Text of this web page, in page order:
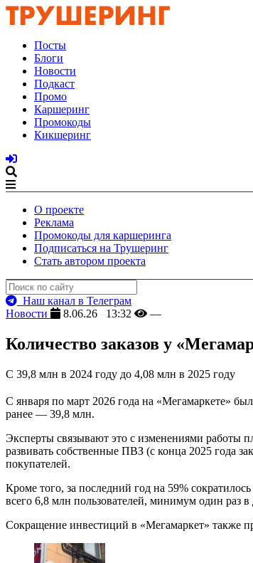
Посты
Блоги
Новости
Подкаст
Промо
Каршеринг
Промокоды
Кикшеринг
О проекте
Реклама
Промокоды для каршеринга
Подписаться на Трушеринг
Стать автором проекта
Наш канал в Телеграм
Новости
8.06.26 13:32 —
Количество заказов у
С 39,8 млн в 2024 году до 4,08 млн в 2025 году
С января по март 2026 года на «Мегамаркете»
ранее — 39,8 млн.
Эксперты связывают это с изменениями работы
развивать собственные ПВЗ (с конца 2025 года
покупателей.
Кроме того, за последний год на 59%
всего 6,8 млн пользователей, минимум один раз
Сокращение инвестиций в «Мегамаркет» также